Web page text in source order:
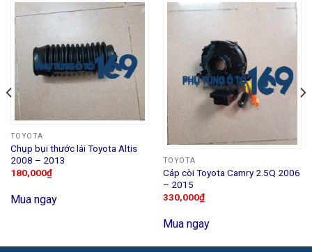
TOYOTA
Chụp bụi thước lái Toyota Altis
2008 – 2013
180,000₫
Mua ngay
TOYOTA
Cáp còi Toyota Camry 2.5Q 2006
– 2015
330,000₫
Mua ngay